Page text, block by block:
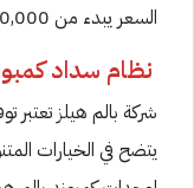
السعر يبدء من 6,500,000 جم إلى : 51,250,000 جم
نظام سداد
شركة بالم هيلز تعتبر
يتضح في الخيارات